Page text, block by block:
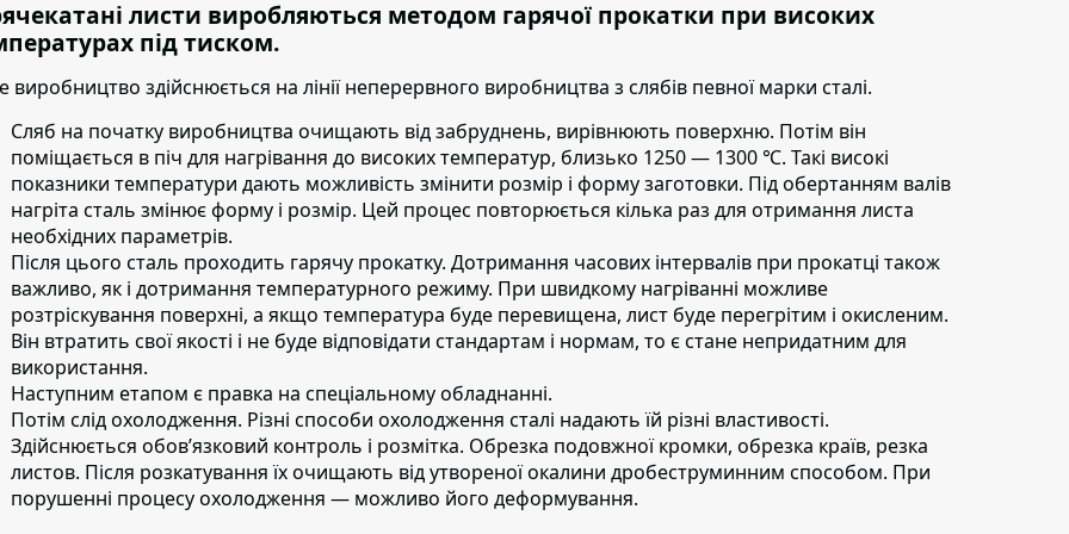
листи виробляються методом гарячої прокатки при високих
під тиском.
виробництво здійснюється на лінії неперервного виробництва з слябів певної марки сталі.
Сляб на початку виробництва очищають від забруднень, вирівнюють поверхню. Потім він
поміщається в піч для нагрівання до високих температур, близько 1250 — 1300 ℃. Такі високі
показники температури дають можливість змінити розмір і форму заготовки. Під обертанням валів
нагріта сталь змінює форму і розмір. Цей процес повторюється кілька раз для отримання листа
необхідних параметрів.
Після цього сталь проходить гарячу прокатку. Дотримання часових інтервалів при прокатці також
важливо, як і дотримання температурного режиму. При швидкому нагріванні можливе
розтріскування поверхні, а якщо температура буде перевищена, лист буде перегрітим і окисленим.
Він втратить свої якості і не буде відповідати стандартам і нормам, то є стане непридатним для
використання.
Наступним етапом є правка на спеціальному обладнанні.
Потім слід охолодження. Різні способи охолодження сталі надають їй різні властивості.
Здійснюється обов’язковий контроль і розмітка. Обрезка подовжної кромки, обрезка країв, резка
листов. Після розкатування їх очищають від утвореної окалини дробеструминним способом. При
порушенні процесу охолодження — можливо його деформування.